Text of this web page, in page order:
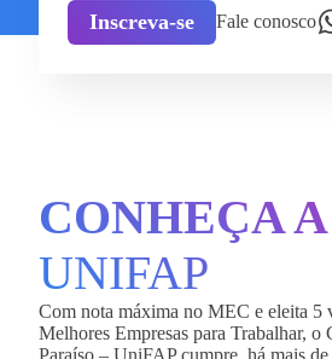
Inscreva-se Fale conosco
CONHEÇA A
UNIFAP
Com nota máxima no MEC e eleita 5
Melhores Empresas para Trabalhar,
Paraíso – UniFAP cumpre, há mais